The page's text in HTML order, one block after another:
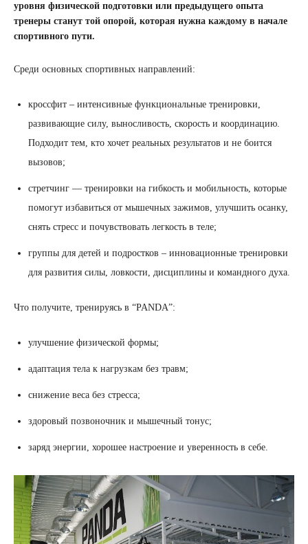
уровня физической подготовки или предыдущего опыта
тренеры станут той опорой, которая нужна каждому в начале
спортивного пути.
Среди основных спортивных направлений:
кроссфит – интенсивные функциональные тренировки,
развивающие силу, выносливость, скорость и координацию.
Подходит тем, кто хочет реальных результатов и не боится
вызовов;
стретчинг — тренировки на гибкость и мобильность, которые
помогут избавиться от мышечных зажимов, улучшить осанку,
снять стресс и почувствовать легкость в теле;
группы для детей и подростков – инновационные тренировки
для развития силы, ловкости, дисциплины и командного духа.
Что получите, тренируясь в “PANDA”:
улучшение физической формы;
адаптация тела к нагрузкам без травм;
снижение веса без стресса;
здоровый позвоночник и мышечный тонус;
заряд энергии, хорошее настроение и уверенность в себе.